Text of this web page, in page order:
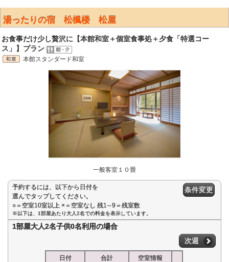
湯ったりの宿 松楓楼 松屋
お食事だけ少し贅沢に【本館和室＋個室食事処＋夕食「特選コー
ス」】プラン
本館スタンダード和室
一般客室１０畳
予約するには、以下から日付を
選んでタップしてください。
○＝空室10室以上 ×＝空室なし 残1∼9＝残室数
条件変更
※以下は、1部屋あたり大人2名での料金を表示しています。
1部屋大人2名子供0名利用の場合
次週
日付 合計 空室情報